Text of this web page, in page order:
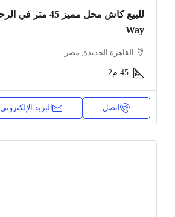
Way
القاهرة الجديدة, مصر
45 م2
اتصل البريد الإلكتروني